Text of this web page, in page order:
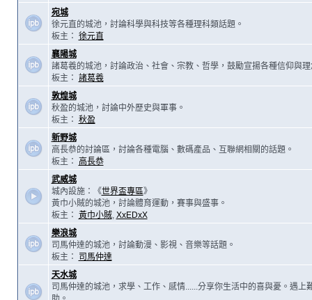
宛城
徐元直的城池，討論科學與科技等各種理科類話題。
板主： 徐元直
襄陽城
諸葛羲的城池，討論政治、社會、宗教、哲學，鼓勵宣揚各種信仰與理
板主： 諸葛羲
敦煌城
秋盈的城池，討論中外歷史與軍事。
板主： 秋盈
新野城
高長恭的討論區，討論各種電腦、數碼產品、互聯網相關的話題。
板主：
高長恭
武威城
城內設施：《世界盃專區》
黃巾小賊的城池，討論體育運動，賽事與盛事。
板主： 黃巾小賊, XxEDxX
樂浪城
司馬仲達的城池，討論動漫、影視、音樂等話題。
板主：
司馬仲達
天水城
司馬仲達的城池，求學、工作、感情......分享你生活中的喜與憂。遇上